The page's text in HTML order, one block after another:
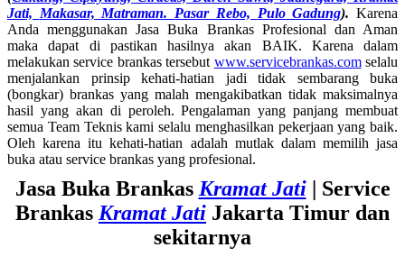
Jati, Makasar, Matraman. Pasar Rebo, Pulo Gadung).Karena
Anda menggunakan Jasa Buka Brankas Profesional dan Aman
maka dapat di pastikan hasilnya akan BAIK. Karena dalam
melakukan service brankas tersebut www.servicebrankas.comselalu
menjalankan prinsip kehati-hatian jadi tidak sembarang buka
(bongkar) brankas yang malah mengakibatkan tidak maksimalnya
hasil yang akan di peroleh. Pengalaman yang panjang membuat
semua Team Teknis kami selalu menghasilkan pekerjaan yang baik.
Oleh karena itu kehati-hatian adalah mutlak dalam memilih jasa
buka atau service brankas yang profesional.
Jasa Buka Brankas Kramat Jati| Service
Brankas Kramat Jati Jakarta Timur dan
sekitarnya